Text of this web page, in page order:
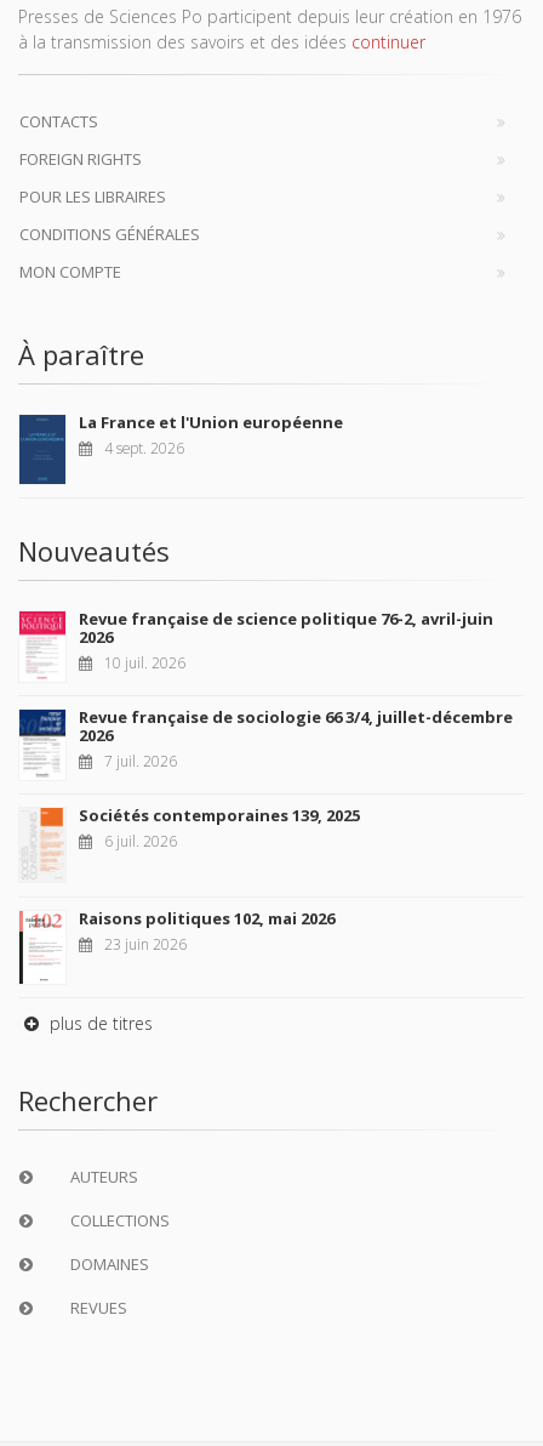
Presses de Sciences Po participent depuis leur création en 1976
à la transmission des savoirs et des idées continuer
CONTACTS
FOREIGN RIGHTS
POUR LES LIBRAIRES
CONDITIONS GÉNÉRALES
MON COMPTE
À paraître
La France et l'Union européenne
4 sept. 2026
Nouveautés
Revue française de science politique 76-2, avril-juin
2026
10 juil. 2026
Revue française de sociologie 66 3/4, juillet-décembre
2026
7 juil. 2026
Sociétés contemporaines 139, 2025
6 juil. 2026
Raisons politiques 102, mai 2026
23 juin 2026
plus de titres
Rechercher
AUTEURS
COLLECTIONS
DOMAINES
REVUES